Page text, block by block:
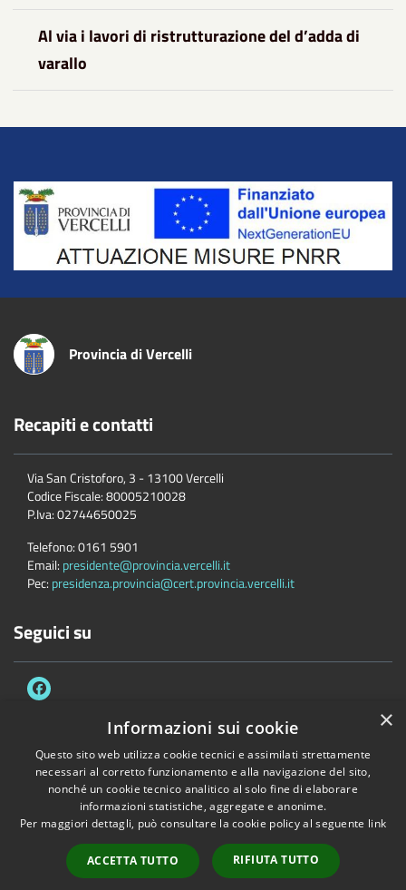
Al via i lavori di ristrutturazione del d’adda di
varallo
Title
Provincia di Vercelli
Recapiti e contatti
Via San Cristoforo, 3 - 13100 Vercelli
Codice Fiscale:80005210028
P.Iva:02744650025
Telefono:0161 5901
Email: presidente@provincia.vercelli.it
Pec: presidenza.provincia@cert.provincia.vercelli.it
Seguici su
Accessibilità Privacy Cookie
Mappa del sito
Dichiarazione di accessibilità e meccanismo di feedback
Link Utili
Copyright © 2026 • Provincia di Vercelli • Powered byMunicipium•
Accesso redazione
×
Informazioni sui cookie
Questo sito web utilizza cookie tecnici e assimilati strettamente
necessari al corretto funzionamento e alla navigazione del sito,
nonché un cookie tecnico analitico al solo fine di elaborare
informazioni statistiche, aggregate e anonime.
Per maggiori dettagli, può consultare la cookie policy al seguente link
ACCETTA TUTTO RIFIUTA TUTTO